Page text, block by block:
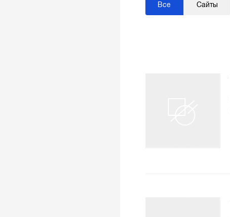
Все Сайты